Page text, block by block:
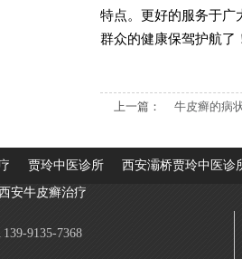
特点。更好的服务于广
群众的健康保驾护航了
上一篇： 牛皮癣的病
贾玲中医诊所 西安灞桥贾玲中医诊
安牛皮癣治疗
9135-7368